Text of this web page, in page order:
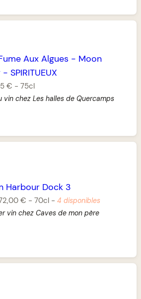
Aux Algues - Moon
-SPIRITUEUX
€ -75cl
vin chez Les halles de Quercamps
Harbour Dock 3
€ - 70cl- 4 disponibles
vin chez Caves de mon père